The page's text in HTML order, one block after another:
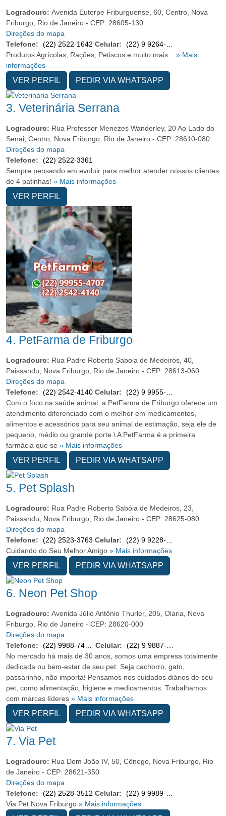
Logradouro: Avenida Euterpe Friburguense, 60, Centro, Nova
Friburgo, Rio de Janeiro - CEP: 28605-130
Direções do mapa
Telefone:
(22) 2522-1642 Celular:
Produtos Agrícolas, Rações, Petiscos e muito mais... » Mais
informações
VER PERFIL PEDIR VIA WHATSAPP
3. Veterinária Serrana
Logradouro: Rua Professor Menezes Wanderley, 20 Ao Lado do
Senai, Centro, Nova Friburgo, Rio de Janeiro - CEP: 28610-080
Direções do mapa
Telefone:
(22) 2522-3361
Sempre pensando em evoluir para melhor atender nossos clientes
de 4 patinhas! » Mais informações
VER PERFIL
4. PetFarma de Friburgo
Logradouro: Rua Padre Roberto Saboia de Medeiros, 40,
Paissandu, Nova Friburgo, Rio de Janeiro - CEP: 28613-060
Direções do mapa
Telefone:
(22) 2542-4140 Celular:
Com o foco na saúde animal, a PetFarma de Friburgo oferece um
atendimento diferenciado com o melhor em medicamentos,
alimentos e acessórios para seu animal de estimação, seja ele de
pequeno, médio ou grande porte.\ A PetFarma é a primeira
farmácia que se » Mais informações
VER PERFIL PEDIR VIA WHATSAPP
5. Pet Splash
Logradouro: Rua Padre Roberto Sabóia de Medeiros, 23,
Paissandu, Nova Friburgo, Rio de Janeiro - CEP: 28625-080
Direções do mapa
Telefone:
(22) 2523-3763 Celular:
Cuidando do Seu Melhor Amigo » Mais informações
VER PERFIL PEDIR VIA WHATSAPP
6. Neon Pet Shop
Logradouro: Avenida Júlio Antônio Thurler, 205, Olaria, Nova
Friburgo, Rio de Janeiro - CEP: 28620-000
Direções do mapa
Telefone:
Celular:
No mercado há mais de 30 anos, somos uma empresa totalmente
dedicada ou bem-estar de seu pet. Seja cachorro, gato,
passarinho, não importa! Pensamos nos cuidados diários de seu
pet, como alimentação, higiene e medicamentos. Trabalhamos
com marcas líderes » Mais informações
VER PERFIL PEDIR VIA WHATSAPP
7. Via Pet
Logradouro: Rua Dom João IV, 50, Cônego, Nova Friburgo, Rio
de Janeiro - CEP: 28621-350
Direções do mapa
Telefone:
(22) 2528-3512 Celular:
Via Pet Nova Friburgo » Mais informações